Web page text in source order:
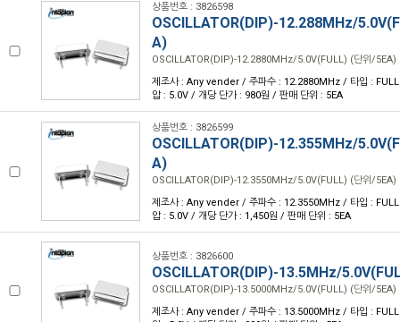
상품번호 : 3826598
OSCILLATOR(DIP)-12.288MHz/
A)
OSCILLATOR(DIP)-12.2880MHz/5.0V(FULL) (단위/5EA)
제조사 : Any vender / 주파수 : 12.2880MHz / 타입 :
압 : 5.0V / 개당 단가 : 980원 / 판매 단위 : 5EA
상품번호 : 3826599
OSCILLATOR(DIP)-12.355MHz/
A)
OSCILLATOR(DIP)-12.3550MHz/5.0V(FULL) (단위/5EA)
제조사 : Any vender / 주파수 : 12.3550MHz / 타입 :
압 : 5.0V / 개당 단가 : 1,450원 / 판매 단위 : 5EA
상품번호 : 3826600
OSCILLATOR(DIP)-13.5MHz/
OSCILLATOR(DIP)-13.5000MHz/5.0V(FULL) (단위/5EA)
제조사 : Any vender / 주파수 : 13.5000MHz / 타입 :